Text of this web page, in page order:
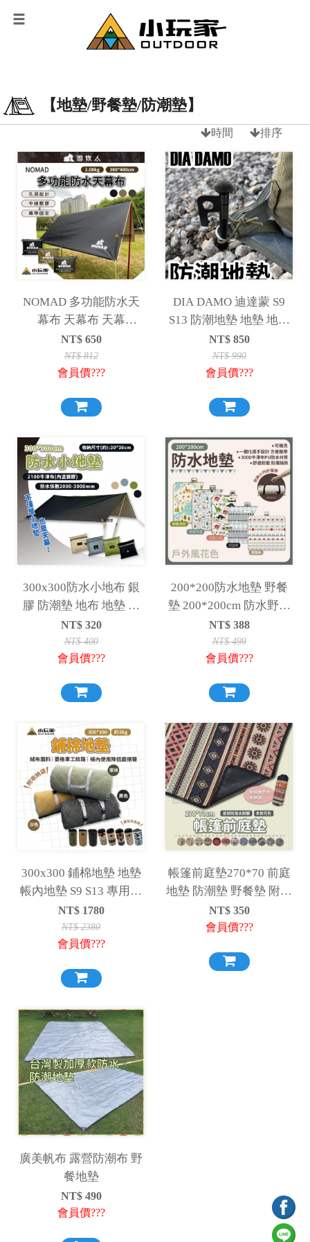
【地墊/野餐墊/防潮墊】
時間 排序
NOMAD 多功能防水天
幕布 天幕布 天幕
300*400 天幕 防潮地墊
防水布 銀膠
NT$ 650
NT$812
會員價???
DIA DAMO 迪達蒙 S9
S13 防潮地墊 地墊 地墊
墊子
NT$ 850
NT$990
會員價???
300x300防水小地布 銀
膠 防潮墊 地布 地墊 小
天幕 多功能 防水布 野餐
墊 沙灘墊
NT$ 320
NT$400
會員價???
200*200防水地墊 野餐
墊 200*200cm 防水野餐
墊 露營地墊 防水地墊 防
潮墊
NT$ 388
NT$499
會員價???
300x300 鋪棉地墊 地墊
帳內地墊 S9 S13 專用內
墊
NT$ 1780
NT$2380
會員價???
帳篷前庭墊270*70 前庭
地墊 防潮墊 野餐墊 附收
納袋
NT$ 350
會員價???
廣美帆布 露營防潮布 野
餐地墊
NT$ 490
會員價???